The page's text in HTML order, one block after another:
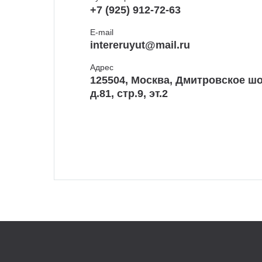
+7 (925) 912-72-63
E-mail
intereruyut@mail.ru
Адрес
125504, Москва, Дмитровское
д.81, стр.9, эт.2